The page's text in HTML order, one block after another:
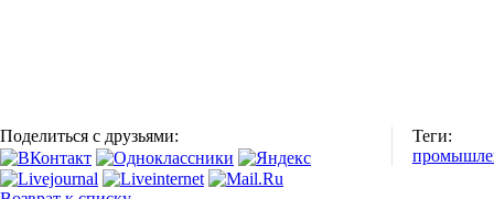
Поделиться с друзьями:
Теги: